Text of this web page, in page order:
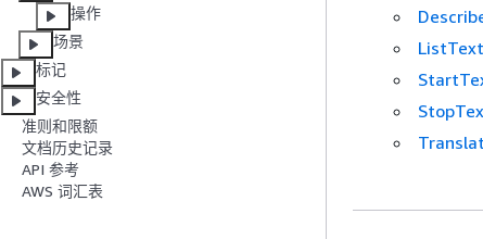
操作
场景
标记
安全性
准则和限额
文档历史记录
API 参考
AWS 词汇表